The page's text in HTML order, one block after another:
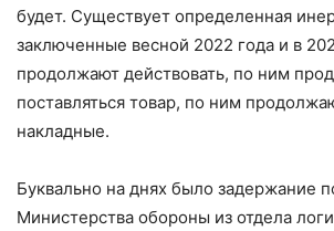
будет. Существует определенная
заключенные весной 2022 года и в
продолжают действовать, по ним
поставляться товар, по ним
накладные.
Буквально на днях было задержание
Министерства обороны из отдела